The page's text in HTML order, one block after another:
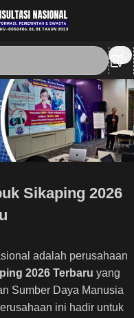
Sikaping 2026
adalah perusahaan
2026 Terbaru yang
Sumber Daya Manusia
ini hadir untuk